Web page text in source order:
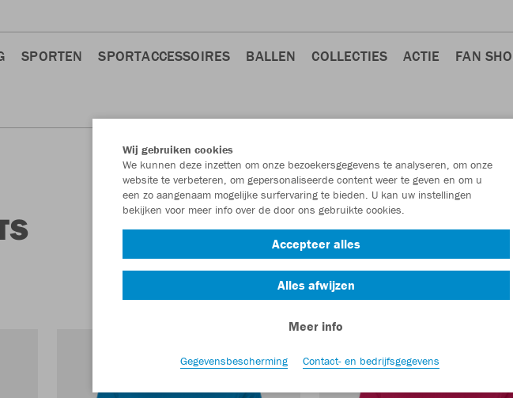
SPORTEN SPORTACCESSOIRES BALLEN COLLECTIES ACTIE FAN
Wij gebruiken cookies
We kunnen deze inzetten om onze bezoekersgegevens te analyseren, om onze
website te verbeteren, om gepersonaliseerde content weer te geven en om u
een zo aangenaam mogelijke surfervaring te bieden. U kan uw instellingen
bekijken voor meer info over de door ons gebruikte cookies.
Accepteer alles
Alles afwijzen
Meer info
Gegevensbescherming Contact- en bedrijfsgegevens